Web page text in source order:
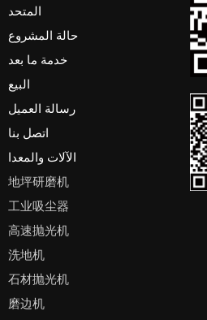
المتحد
حالة المشروع
خدمة ما بعد
البيع
رسالة العميل
اتصل بنا
الآلات والمعدا
地坪研磨机
工业吸尘器
高速抛光机
洗地机
石材抛光机
磨边机